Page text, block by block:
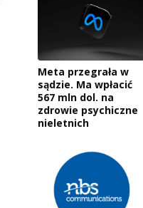
Meta przegrała w
sądzie. Ma wpłacić
567 mln dol. na
zdrowie psychiczne
nieletnich